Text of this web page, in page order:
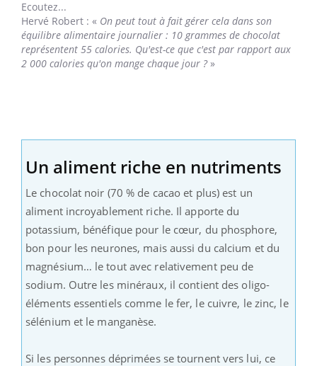
Ecoutez...
Hervé Robert : « On peut tout à fait gérer cela dans son
équilibre alimentaire journalier : 10 grammes de chocolat
représentent 55 calories. Qu'est-ce que c'est par rapport aux
2 000 calories qu'on mange chaque jour ?»
Un aliment riche en nutriments
Le chocolat noir (70 % de cacao et plus) est un
aliment incroyablement riche. Il apporte du
potassium, bénéfique pour le cœur, du phosphore,
bon pour les neurones, mais aussi du calcium et du
magnésium… le tout avec relativement peu de
sodium. Outre les minéraux, il contient des oligo-
éléments essentiels comme le fer, le cuivre, le zinc, le
sélénium et le manganèse.
Si les personnes déprimées se tournent vers lui, ce